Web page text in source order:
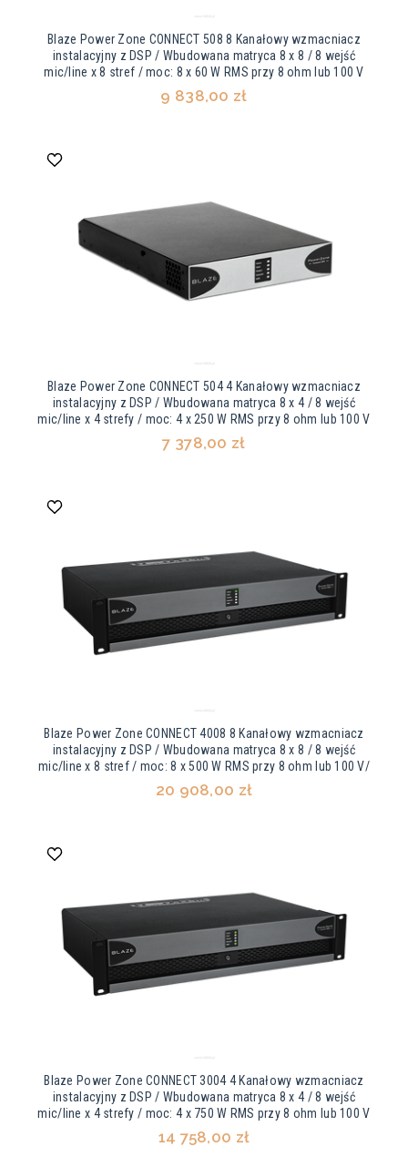
Blaze Power Zone CONNECT 508 8 Kanałowy wzmacniacz
instalacyjny z DSP / Wbudowana matryca 8 x 8 / 8 wejść
mic/line x 8 stref / moc: 8 x 60 W RMS przy 8 ohm lub 100 V
9 838,00 zł
Blaze Power Zone CONNECT 504 4 Kanałowy wzmacniacz
instalacyjny z DSP / Wbudowana matryca 8 x 4 / 8 wejść
mic/line x 4 strefy / moc: 4 x 250 W RMS przy 8 ohm lub 100 V
7 378,00 zł
Blaze Power Zone CONNECT 4008 8 Kanałowy wzmacniacz
instalacyjny z DSP / Wbudowana matryca 8 x 8 / 8 wejść
mic/line x 8 stref / moc: 8 x 500 W RMS przy 8 ohm lub 100 V/
20 908,00 zł
Blaze Power Zone CONNECT 3004 4 Kanałowy wzmacniacz
instalacyjny z DSP / Wbudowana matryca 8 x 4 / 8 wejść
mic/line x 4 strefy / moc: 4 x 750 W RMS przy 8 ohm lub 100 V
14 758,00 zł